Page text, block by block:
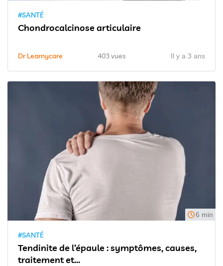
#SANTÉ
Chondrocalcinose articulaire
Dr Learnycare 403 vues Il y a 3 ans
6 min
#SANTÉ
Tendinite de l’épaule : symptômes, causes,
traitement et...